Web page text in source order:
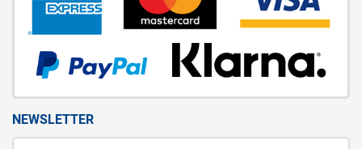
NEWSLETTER